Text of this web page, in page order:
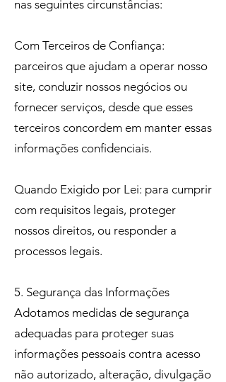
nas seguintes circunstâncias:
Com Terceiros de Confiança:
parceiros que ajudam a operar nosso
site, conduzir nossos negócios ou
fornecer serviços, desde que esses
terceiros concordem em manter essas
informações confidenciais.
Quando Exigido por Lei: para cumprir
com requisitos legais, proteger
nossos direitos, ou responder a
processos legais.
5. Segurança das Informações
Adotamos medidas de segurança
adequadas para proteger suas
informações pessoais contra acesso
não autorizado, alteração, divulgação